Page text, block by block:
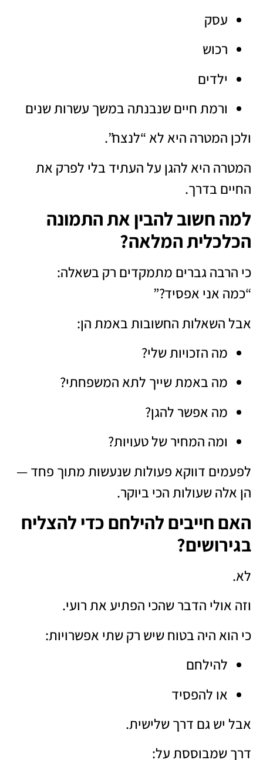
עסק
רכוש
ילדים
ורמת חיים שנבנתה במשך עשרות שנים
ולכן המטרה היא לא “לנצח”.
המטרה היא להגן על העתיד בלי לפרק את
החיים בדרך.
למה חשוב להבין את התמונה
הכלכלית המלאה?
כי הרבה גברים מתמקדים רק בשאלה:
“כמה אני אפסיד?”
אבל השאלות החשובות באמת הן:
מה הזכויות שלי?
מה באמת שייך לתא המשפחתי?
מה אפשר להגן?
ומה המחיר של טעויות?
לפעמים דווקא פעולות שנעשות מתוך פחד —
הן אלה שעולות הכי ביוקר.
האם חייבים להילחם כדי להצליח
בגירושים?
לא.
וזה אולי הדבר שהכי הפתיע את רועי.
כי הוא היה בטוח שיש רק שתי אפשרויות:
להילחם
או להפסיד
אבל יש גם דרך שלישית.
דרך שמבוססת על: